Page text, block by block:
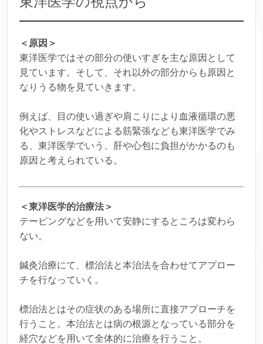
＜原因＞
東洋医学ではその部分の使いすぎを主な原因として
見ています。そして、それ以外の部分からも原因と
なりうる物を見ていきます。
例えば、目の使い過ぎや肩こりにより血液循環の悪
化やストレスなどによる筋緊張なども東洋医学でみ
る、東洋医学でいう、肝や心包に負担がかかるのも
原因と考えられている。
＜東洋医学的治療法＞
テーピングなどを用いて安静にするところは変わら
ない。
鍼灸治療にて、標治法と本治法を合わせてアプロー
チを行なっていく。
標治法とはその症状のある場所に直接アプローチを
行うこと。本治法とは病の根源となっている部分を
経穴などを用いて全体的に治療を行うこと。